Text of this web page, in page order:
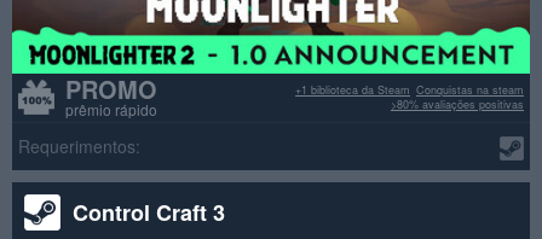
PROMO
prêmio rápido
Conquistas na steam
+1 biblioteca da Steam
>80% avaliações positivas
Requerimentos:
Control Craft 3